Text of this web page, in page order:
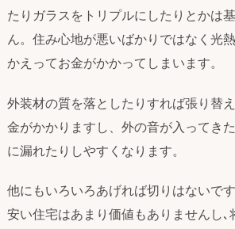
たりガラスをトリプルにしたりとかは
ん。住み心地が悪いばかりではなく光
かえってお金がかかってしまいます。
外装材の質を落としたりすれば張り替
金がかかりますし、外の音が入ってき
に漏れたりしやすくなります。
他にもいろいろあげれば切りはないで
安い住宅はあまり価値もありませんし､